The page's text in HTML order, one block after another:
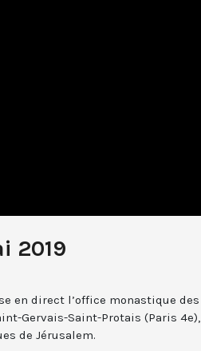
2019
en direct l’office monastique des
Gervais-Saint-Protais (Paris 4e),
de Jérusalem.